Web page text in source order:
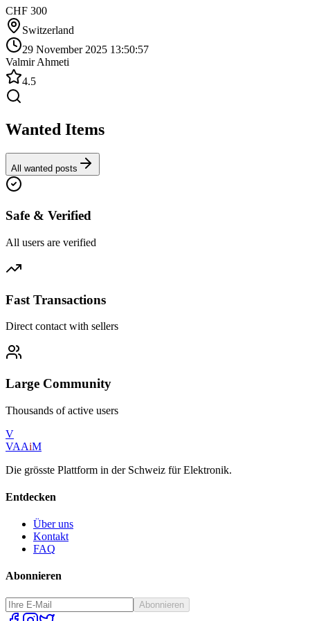
CHF 300
Switzerland
29 November 2025 13:50:57
Valmir Ahmeti
4.5
Wanted Items
All wanted posts
Safe & Verified
All users are verified
Fast Transactions
Direct contact with sellers
Large Community
Thousands of active users
V
VAAiM
Die grösste Plattform in der Schweiz für Elektronik.
Entdecken
Über uns
Kontakt
FAQ
Abonnieren
Abonnieren